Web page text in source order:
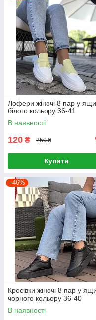
Лофери жіночі 8 пар у
білого кольору 36-41
В наявності
120 ₴ 250 ₴
Купити
–46%
Кросівки жіночі 8 пар у
чорного кольору 36-40
В наявності